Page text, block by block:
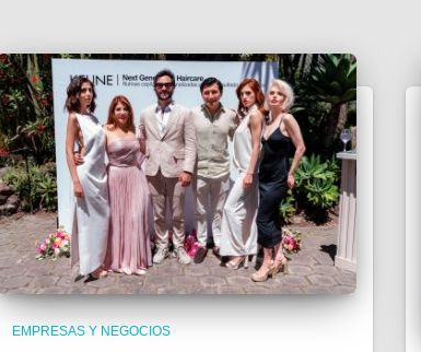
EMPRESAS Y NEGOCIOS